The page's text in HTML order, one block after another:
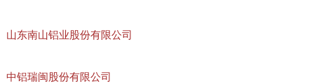
山东南山铝业股份有限公司
中铝瑞闽股份有限公司